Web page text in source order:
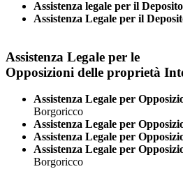
Assistenza legale per il
Assistenza Legale per il
Assistenza Legale per le
Opposizioni delle proprietà
Assistenza Legale per
Borgoricco
Assistenza Legale per
Assistenza Legale per
Assistenza Legale per
Borgoricco